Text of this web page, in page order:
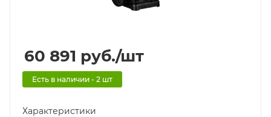
60 891 руб./шт
Есть в наличии - 2 шт
Характеристики